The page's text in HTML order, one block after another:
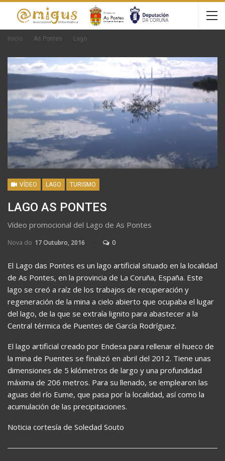
Inicio As Pontes Lago
VÍDEO LAGO TURISMO
LAGO AS PONTES
Vídeo promocional del Lago de As Pontes
Nova do 17 Outubro, 2016 0
El Lago das Pontes es un lago artificial situado en la localidad
de As Pontes, en la provincia de La Coruña, España. Este
lago se creó a raíz de los trabajos de recuperación y
regeneración de la mina a cielo abierto que ocupaba el lugar
del lago, de la que se extraía lignito para abastecer a la
Central térmica de Puentes de García Rodríguez.
El lago artificial creado por Endesa para rellenar el hueco de
la mina de Puentes se finalizó en abril del 2012. Tiene unas
dimensiones de 5 kilómetros de largo y una profundidad
máxima de 206 metros. Para su llenado, se emplearon las
aguas del río Eume, que pasa por la localidad, así como la
acumulación de las precipitaciones.
Noticia cortesía de Soledad Souto